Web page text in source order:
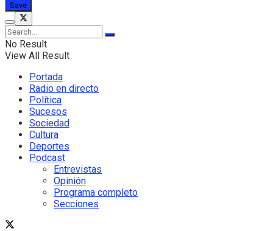
No Result
View All Result
Portada
Radio en directo
Política
Sucesos
Sociedad
Cultura
Deportes
Podcast
Entrevistas
Opinión
Programa completo
Secciones